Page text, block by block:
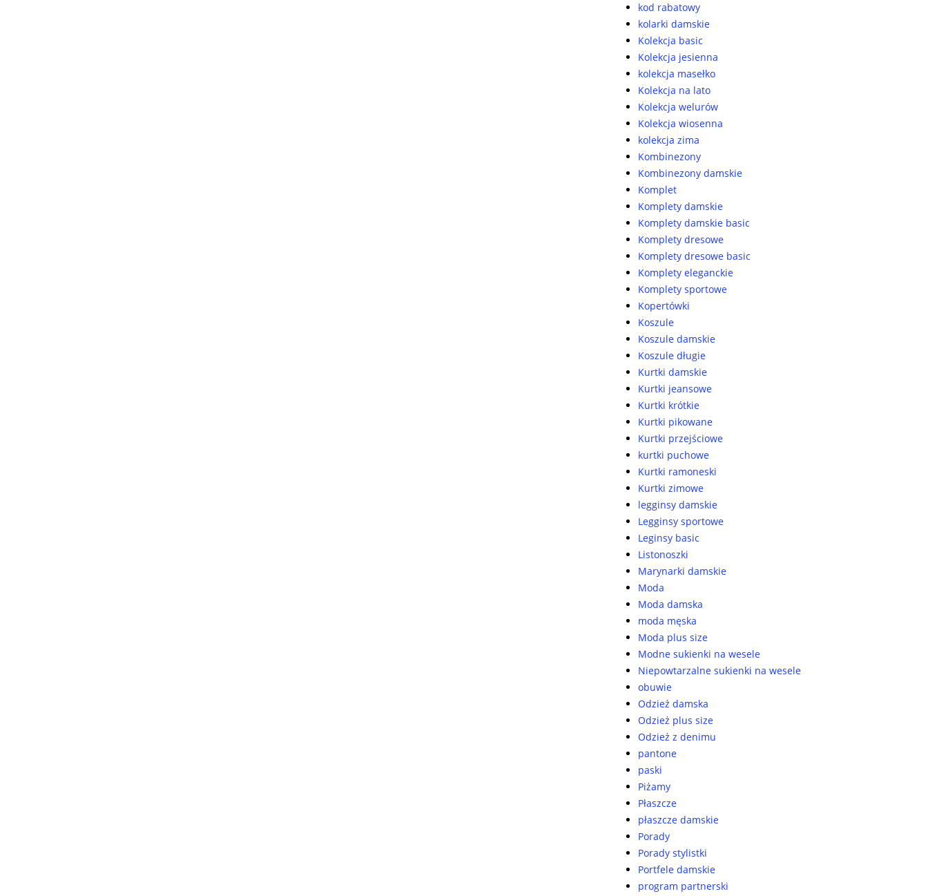
kod rabatowy
kolarki damskie
Kolekcja basic
Kolekcja jesienna
kolekcja masełko
Kolekcja na lato
Kolekcja welurów
Kolekcja wiosenna
kolekcja zima
Kombinezony
Kombinezony damskie
Komplet
Komplety damskie
Komplety damskie basic
Komplety dresowe
Komplety dresowe basic
Komplety eleganckie
Komplety sportowe
Kopertówki
Koszule
Koszule damskie
Koszule długie
Kurtki damskie
Kurtki jeansowe
Kurtki krótkie
Kurtki pikowane
Kurtki przejściowe
kurtki puchowe
Kurtki ramoneski
Kurtki zimowe
legginsy damskie
Legginsy sportowe
Leginsy basic
Listonoszki
Marynarki damskie
Moda
Moda damska
moda męska
Moda plus size
Modne sukienki na wesele
Niepowtarzalne sukienki na wesele
obuwie
Odzież damska
Odzież plus size
Odzież z denimu
pantone
paski
Piżamy
Płaszcze
płaszcze damskie
Porady
Porady stylistki
Portfele damskie
program partnerski